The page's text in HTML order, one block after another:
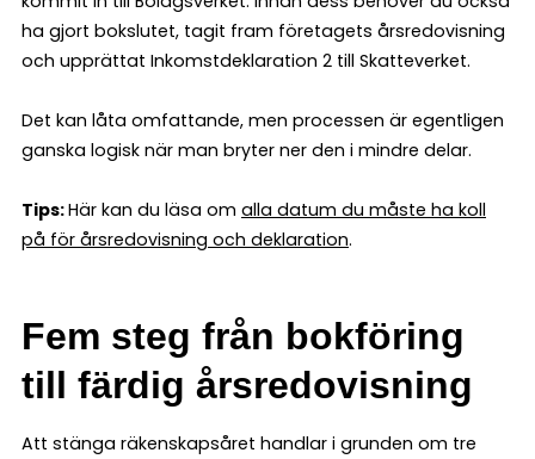
ha gjort bokslutet, tagit fram företagets årsredovisning
och upprättat Inkomstdeklaration 2 till Skatteverket.
Det kan låta omfattande, men processen är egentligen
ganska logisk när man bryter ner den i mindre delar.
Tips:Här kan du läsa om alla datum du måste ha koll
på för årsredovisning och deklaration.
Fem steg från bokföring
till färdig årsredovisning
Att stänga räkenskapsåret handlar i grunden om tre